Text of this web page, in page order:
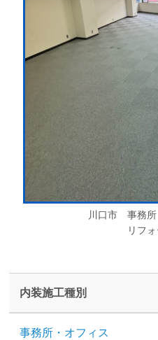
川口市 事務
リフ
内装施工種別
事務所・オフィス